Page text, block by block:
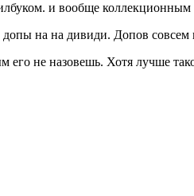
и вообще коллекционным
на на дивиди. Допов
его не назовешь. Хотя лучше